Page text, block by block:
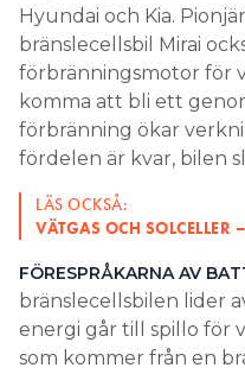
Hyundai och Kia.
bränslecellsbil Mirai
förbränningsmotor för
komma att bli ett
förbränning ökar
fördelen är kvar, bilen
LÄS OCKSÅ:
VÄTGAS OCH
FÖRESPRÅKARNA AV
bränslecellsbilen lider
energi går till spillo för
som kommer från en